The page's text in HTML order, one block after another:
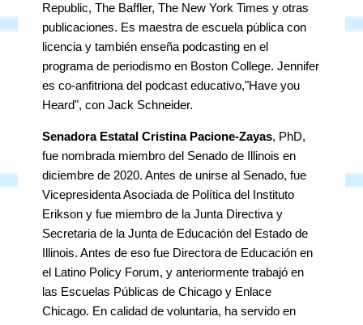
Republic, The Baffler, The New York Times y otras
publicaciones. Es maestra de escuela pública con
licencia y también enseña podcasting en el
programa de periodismo en Boston College. Jennifer
es co-anfitriona del podcast educativo,"Have you
Heard", con Jack Schneider.
Senadora Estatal Cristina Pacione-Zayas, PhD,
fue nombrada miembro del Senado de Illinois en
diciembre de 2020. Antes de unirse al Senado, fue
Vicepresidenta Asociada de Política del Instituto
Erikson y fue miembro de la Junta Directiva y
Secretaria de la Junta de Educación del Estado de
Illinois. Antes de eso fue Directora de Educación en
el Latino Policy Forum, y anteriormente trabajó en
las Escuelas Públicas de Chicago y Enlace
Chicago. En calidad de voluntaria, ha servido en